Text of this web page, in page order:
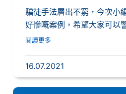
騙徒手法層出不窮，今次小
好慘嘅案例，希望大家可以
啲騙徒...
閱讀更多
16.07.2021